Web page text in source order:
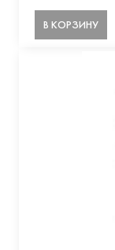
В КОРЗИНУ